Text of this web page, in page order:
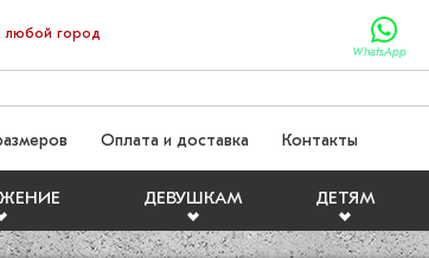
любой город
WhatsApp
ДЕВУШКАМ ДЕТЯМ
Оплата и доставка Контакты